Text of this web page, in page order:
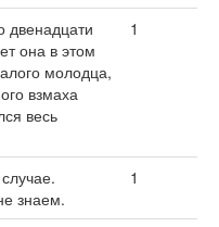
двенадцати
она в этом
молодца,
взмаха
весь
1
знаем.
1